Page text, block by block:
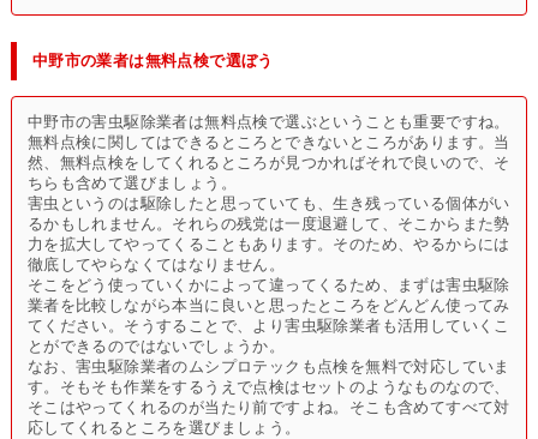
中野市の業者は無料点検で選ぼう
中野市の害虫駆除業者は無料点検で選ぶということも重要ですね。
無料点検に関してはできるところとできないところがあります。当
然、無料点検をしてくれるところが見つかればそれで良いので、そ
ちらも含めて選びましょう。
害虫というのは駆除したと思っていても、生き残っている個体がい
るかもしれません。それらの残党は一度退避して、そこからまた勢
力を拡大してやってくることもあります。そのため、やるからには
徹底してやらなくてはなりません。
そこをどう使っていくかによって違ってくるため、まずは害虫駆除
業者を比較しながら本当に良いと思ったところをどんどん使ってみ
てください。そうすることで、より害虫駆除業者も活用していくこ
とができるのではないでしょうか。
なお、害虫駆除業者のムシプロテックも点検を無料で対応していま
す。そもそも作業をするうえで点検はセットのようなものなので、
そこはやってくれるのが当たり前ですよね。そこも含めてすべて対
応してくれるところを選びましょう。